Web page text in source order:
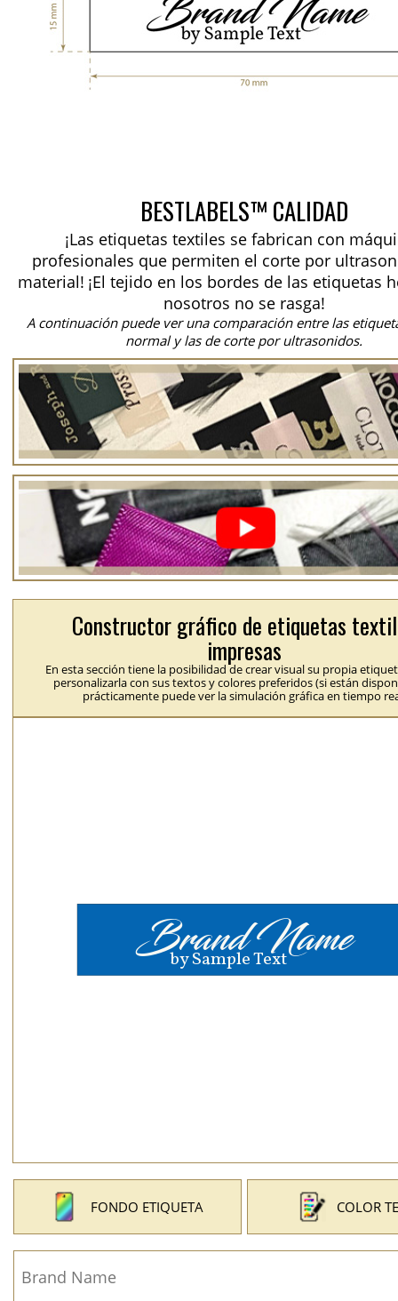
BESTLABELS™ CALIDAD
¡Las etiquetas textiles se fabrican con
profesionales que permiten el corte por
material! ¡El tejido en los bordes de las etiquetas
nosotros no se rasga!
A continuación puede ver una comparación entre las
normal y las de corte por ultrasonidos.
Constructor gráfico de etiquetas
impresas
En esta sección tiene la posibilidad de crear visual su propia
personalizarla con sus textos y colores preferidos (si están
prácticamente puede ver la simulación gráfica en tiempo
FONDO ETIQUETA COLOR